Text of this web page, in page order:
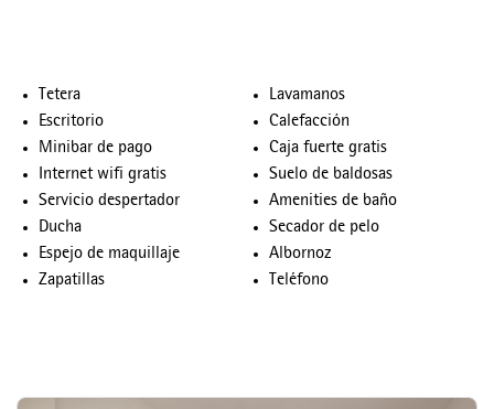
Tetera
Lavamanos
Escritorio
Calefacción
Minibar de pago
Caja fuerte gratis
Internet wifi gratis
Suelo de baldosas
Servicio despertador
Amenities de baño
Ducha
Secador de pelo
Espejo de maquillaje
Albornoz
Zapatillas
Teléfono